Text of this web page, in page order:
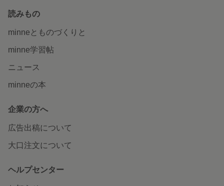
読みもの
minneとものづくりと
minne学習帖
ニュース
minneの本
企業の方へ
広告出稿について
大口注文について
ヘルプセンター